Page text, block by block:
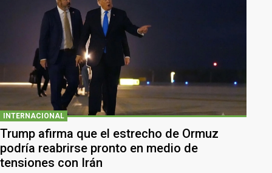
INTERNACIONAL
Trump afirma que el estrecho de Ormuz
podría reabrirse pronto en medio de
tensiones con Irán